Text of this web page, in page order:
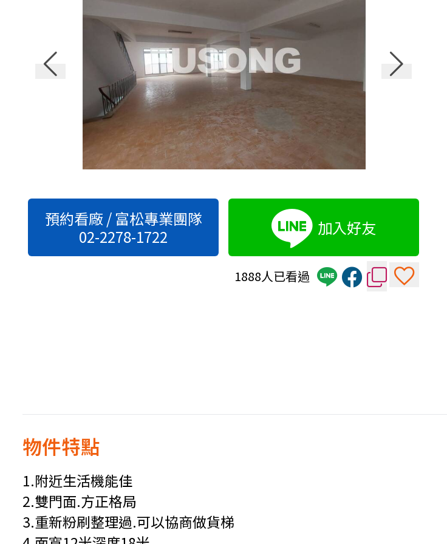
預約看廠 / 富松專業團隊
02-2278-1722
加入好友
1888人已看過
物件特點
1.附近生活機能佳
2.雙門面.方正格局
3.重新粉刷整理過.可以協商做貨梯